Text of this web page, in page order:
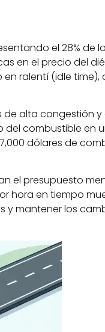
el 28% de
en el precio del
ralentí (idle time),
alta congestión y
combustible en
dólares de
el presupuesto
hora en tiempo
y mantener los